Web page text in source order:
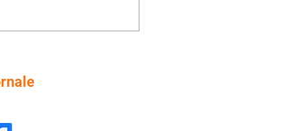
paranaense. A
intensa programação